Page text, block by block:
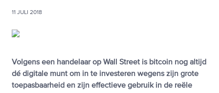
11 JULI 2018
Volgens een handelaar op Wall Street is bitcoin nog altijd
dé digitale munt om in te investeren wegens zijn grote
toepasbaarheid en zijn effectieve gebruik in de reële